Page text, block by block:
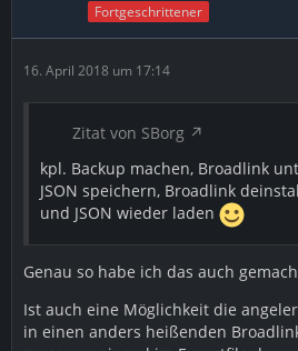
Fortgeschrittener
16. April 2018 um 17:14
Zitat von SBorg
kpl. Backup machen, Broadlink
JSON speichern, Broadlink
und JSON wieder laden
Genau so habe ich das auch
Ist auch eine Möglichkeit die
in einen anders heißenden